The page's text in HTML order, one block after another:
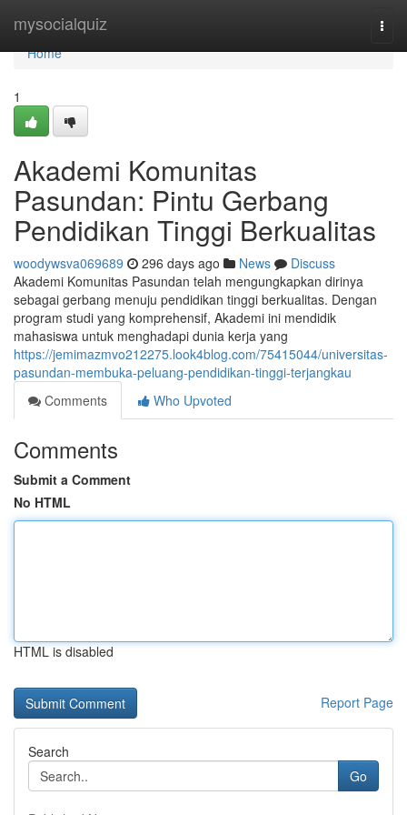
mysocialquiz
Home
Home
1
Akademi Komunitas
Pasundan: Pintu Gerbang
Pendidikan Tinggi Berkualitas
woodywsva069689 296 days ago News
Discuss
Akademi Komunitas Pasundan telah mengungkapkan dirinya
sebagai gerbang menuju pendidikan tinggi berkualitas. Dengan
program studi yang komprehensif, Akademi ini mendidik
mahasiswa untuk menghadapi dunia kerja yang
https://jemimazmvo212275.look4blog.com/75415044/universitas-
pasundan-membuka-peluang-pendidikan-tinggi-terjangkau
Comments
Who Upvoted
Comments
Submit a Comment
No HTML
HTML is disabled
Report Page
Search
Go